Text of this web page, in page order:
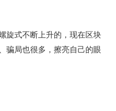
旋式不断上升的，现在区块
骗局也很多，擦亮自己的眼